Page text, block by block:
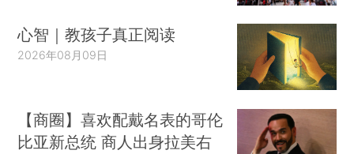
心智｜教孩子真正阅读
2026年08月09日
【商圈】喜欢配戴名表的哥伦
比亚新总统 商人出身拉美右